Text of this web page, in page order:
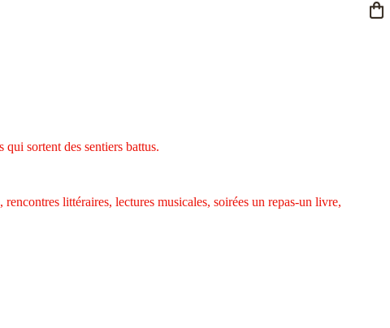
sortent des sentiers battus.
littéraires, lectures musicales, soirées un repas-un livre,